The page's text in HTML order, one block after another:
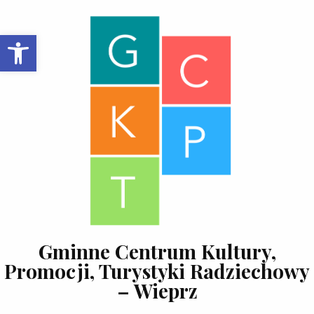
Open toolbar
Gminne Centrum Kultury,
Promocji, Turystyki Radziechowy
– Wieprz